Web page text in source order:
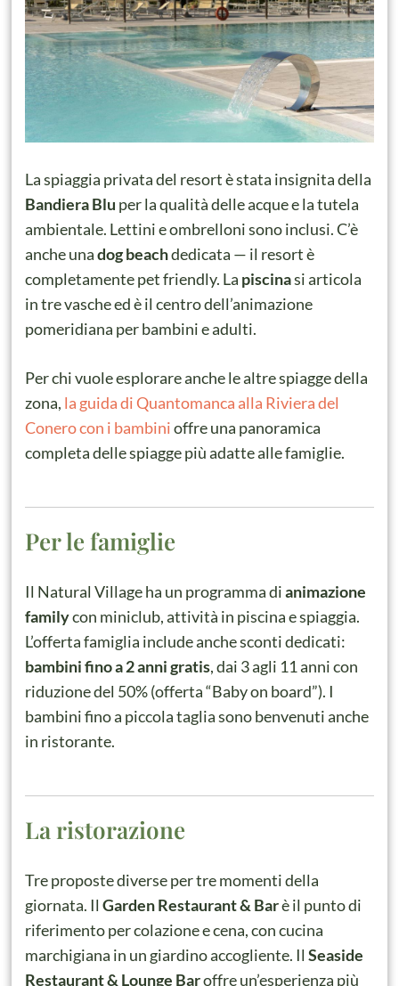
La spiaggia privata del resort è stata insignita della
Bandiera Blu per la qualità delle acque e la tutela
ambientale. Lettini e ombrelloni sono inclusi. C’è
anche unadog beachdedicata — il resort è
completamente pet friendly. La piscinasi articola
in tre vasche ed è il centro dell’animazione
pomeridiana per bambini e adulti.
Per chi vuole esplorare anche le altre spiagge della
zona, la guida di Quantomanca alla Riviera del
Conero con i bambinioffre una panoramica
completa delle spiagge più adatte alle famiglie.
Per le famiglie
Il Natural Village ha un programma dianimazione
familycon miniclub, attività in piscina e spiaggia.
L’offerta famiglia include anche sconti dedicati:
bambini fino a 2 anni gratis, dai 3 agli 11 anni con
riduzione del 50% (offerta “Baby on board”). I
bambini fino a piccola taglia sono benvenuti anche
in ristorante.
La ristorazione
Tre proposte diverse per tre momenti della
giornata. IlGarden Restaurant & Barè il punto di
riferimento per colazione e cena, con cucina
marchigiana in un giardino accogliente. IlSeaside
Restaurant & Lounge Baroffre un’esperienza più